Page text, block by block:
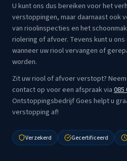
U kunt ons dus bereiken voor het
verstoppingen, maar daarnaast ook
van rioolinspecties en het
riolering of afvoer. Tevens kunt u
wanneer uw riool vervangen of
worden.
Zit uw riool of afvoer verstopt?
contact op voor een afspraak via085
Ontstoppingsbedrijf Goes helpt u
verstopping af!
Verzekerd Gecertificeerd